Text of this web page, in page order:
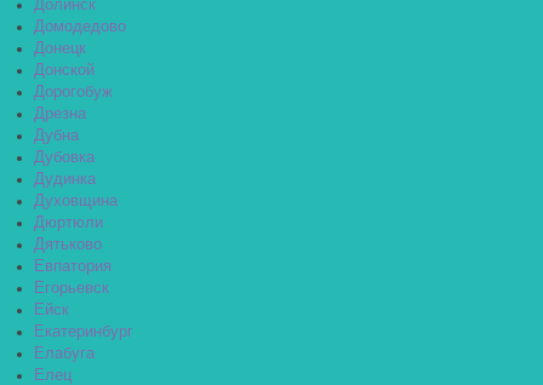
Долинск
Домодедово
Донецк
Донской
Дорогобуж
Дрезна
Дубна
Дубовка
Дудинка
Духовщина
Дюртюли
Дятьково
Евпатория
Егорьевск
Ейск
Екатеринбург
Елабуга
Елец